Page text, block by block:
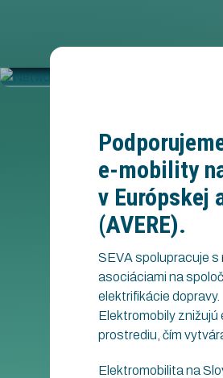
e-mobility
v Európskej
(AVERE).
SEVA spolupracuje s
asociáciami na
elektrifikácie dopravy.
Elektromobily znižujú
prostrediu, čím
Elektromobilita na